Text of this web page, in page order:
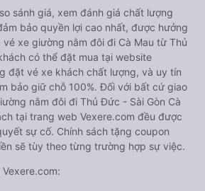
sánh giá, xem đánh giá chất lượng
bảo quyền lợi cao nhất, được hưởng
vé xe giường nằm đôi đi Cà Mau từ Thủ
có thể đặt mua tại website
đặt vé xe khách chất lượng, và uy tín
bảo giữ chỗ 100%. Đối với bất cứ giao
nằm đôi đi Thủ Đức - Sài Gòn Cà
tại trang web Vexere.com đều được
sự cố. Chính sách tặng coupon
sẽ tùy theo từng trường hợp sự việc.